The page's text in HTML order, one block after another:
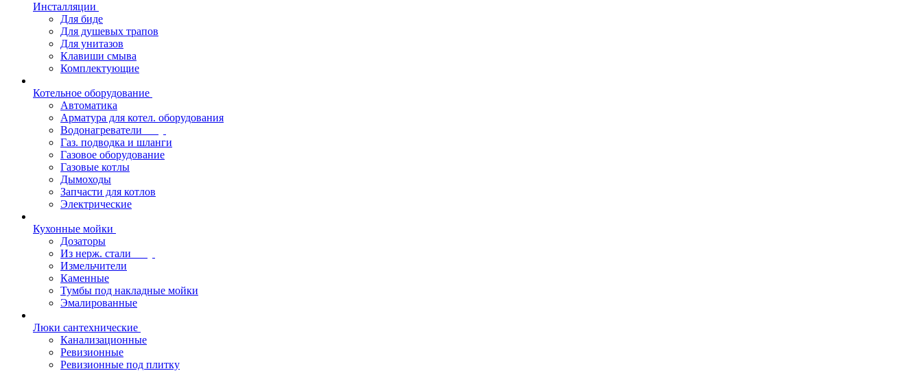
Инсталляции
Для биде
Для душевых трапов
Для унитазов
Клавиши смыва
Комплектующие
Котельное оборудование
Автоматика
Арматура для котел. оборудования
Водонагреватели
Газ. подводка и шланги
Газовое оборудование
Газовые котлы
Дымоходы
Запчасти для котлов
Электрические
Кухонные мойки
Дозаторы
Из нерж. стали
Измельчители
Каменные
Тумбы под накладные мойки
Эмалированные
Люки сантехнические
Канализационные
Ревизионные
Ревизионные под плитку